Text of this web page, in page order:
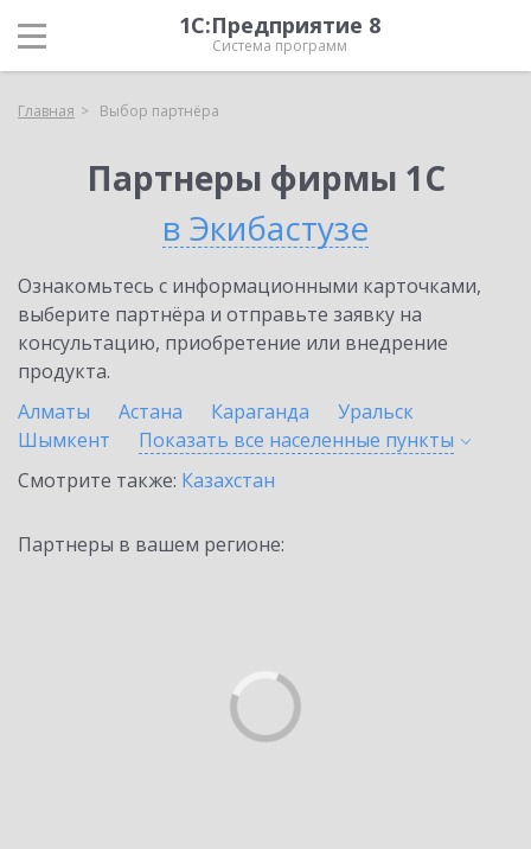
1С:Предприятие 8
Система программ
Главная Выбор партнёра
Партнеры фирмы 1С
в Экибастузе
Ознакомьтесь с информационными карточками,
выберите партнёра и отправьте заявку на
консультацию, приобретение или внедрение
продукта.
Алматы
Астана Караганда
Уральск
Шымкент
Показать все населенные пункты
Смотрите также: Казахстан
Партнеры в вашем регионе: